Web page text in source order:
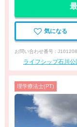
気になる
お問い合わせ番号 :
ライフシップ石川公
理学療法士(PT)